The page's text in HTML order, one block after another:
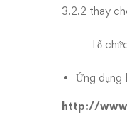
3.2.2 thay
Tổ chức,
Ứng dụng
http://